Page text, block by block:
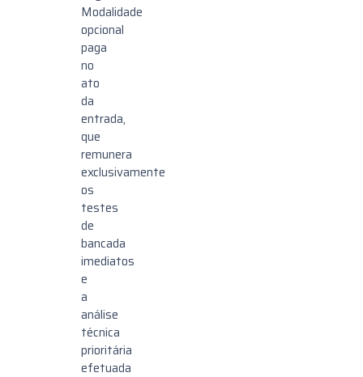
Modalidade
opcional
paga
no
ato
da
entrada,
que
remunera
exclusivamente
os
testes
de
bancada
imediatos
e
a
análise
técnica
prioritária
efetuada